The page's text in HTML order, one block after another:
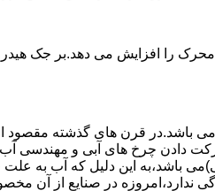
را افزایش می دهد.بر جک
باشد.در قرن های گذشته مقصود
دادن چرخ های آبی و مهندسی
باشد،به این دلیل که آب به
در صنایع از آن